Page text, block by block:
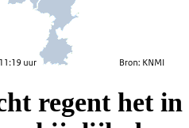
regent het